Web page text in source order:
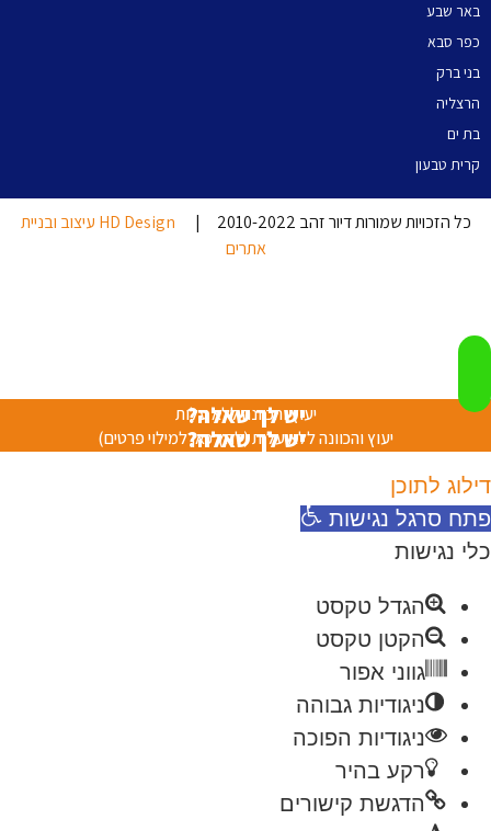
באר שבע
כפר סבא
בני ברק
הרצליה
בת ים
קרית טבעון
כל הזכויות שמורות דיור זהב 2010-2022 |
HD Design עיצוב ובניית
אתרים
יש לך שאלה?
יעוץ והכוונה ללא עלות
יש לך שאלה?
יעוץ והכוונה ללא עלות (לחץ כאן למילוי פרטים)
דילוג לתוכן
פתח סרגל נגישות
כלי נגישות
הגדל טקסט
הקטן טקסט
גווני אפור
ניגודיות גבוהה
ניגודיות הפוכה
רקע בהיר
הדגשת קישורים